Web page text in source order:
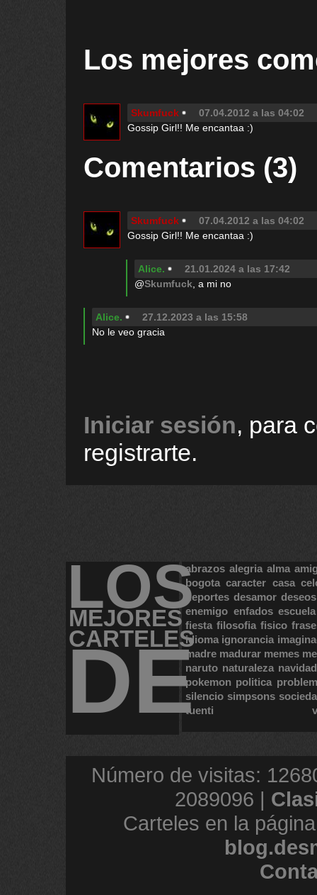
Los mejores
Skumfuck
07.04.2012 a las 04:02
Gossip Girl!! Me encantaa :)
Comentarios (3)
Skumfuck
07.04.2012 a las 04:02
Gossip Girl!! Me encantaa :)
Alice.
21.01.2024 a las 17:42
@Skumfuck , a mi no
Alice.
27.12.2023 a las 15:58
No le veo gracia
Iniciar sesión, para
registrarte.
LOS
MEJORES
CARTELES
DE
abrazos alegria alma
bogota caracter casa
deportes desamor deseos
enemigo enfados escuela
fiesta filosofia fisico
idioma ignorancia
madre madurar memes
naruto naturaleza navidad
pokemon politica
silencio simpsons
tuenti
Número de visitas:
2089096 |
Carteles en la